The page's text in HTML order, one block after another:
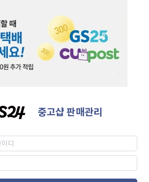
중고샵 판매관리